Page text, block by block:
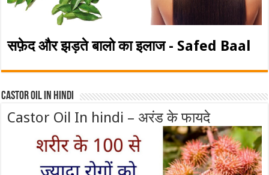
सफ़ेद और झड़ते बालो का इलाज - Safed Baal
Castor Oil In Hindi
Castor Oil In hindi – अरंड के फायदे